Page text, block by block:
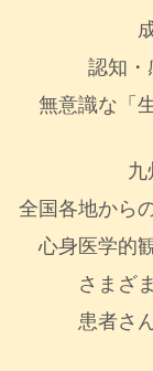
認知
無意識な「
全国各地から
心身医学的
さまざ
患者さ